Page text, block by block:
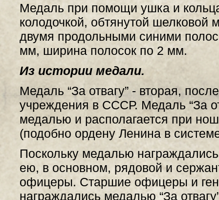
Медаль при помощи ушка и
колодочкой, обтянутой шелковой
двумя продольными синими
мм, ширина полосок по 2 мм.
Из истории медали.
Медаль “За отвагу” - вторая,
учреждения в СССР. Медаль “За
медалью и располагается при
(подобно ордену Ленина в
Поскольку медалью
ею, в основном, рядовой и
офицеры. Старшие офицеры и
награждались медалью “За